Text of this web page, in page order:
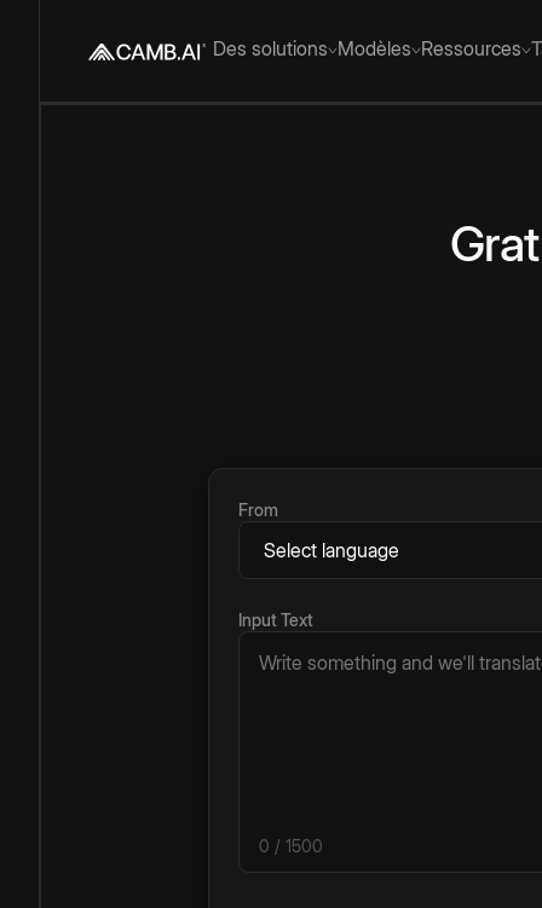
Des solutions Modèles Ressources
From
Input Text
0 / 1500